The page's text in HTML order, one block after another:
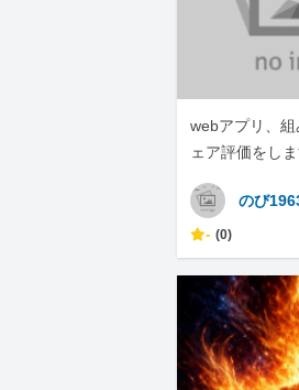
webアプリ、
ェア評価をし
のび
- (0)